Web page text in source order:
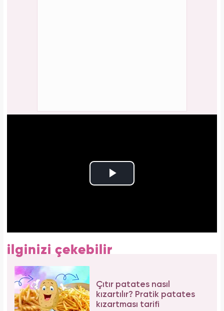
ilginizi çekebilir
Çıtır patates nasıl
kızartılır? Pratik patates
kızartması tarifi